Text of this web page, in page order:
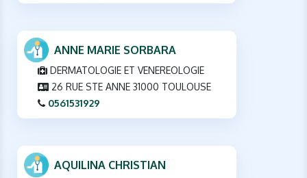
ANNE MARIE SORBARA
DERMATOLOGIE ET VENEREOLOGIE
26 RUE STE ANNE 31000 TOULOUSE
0561531929
AQUILINA CHRISTIAN